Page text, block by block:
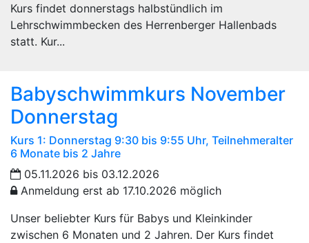
Kurs findet donnerstags halbstündlich im
Lehrschwimmbecken des Herrenberger Hallenbads
statt. Kur...
Babyschwimmkurs November
Donnerstag
Kurs 1: Donnerstag 9:30 bis 9:55 Uhr, Teilnehmeralter
6 Monate bis 2 Jahre
05.11.2026 bis 03.12.2026
Anmeldung erst ab 17.10.2026 möglich
Unser beliebter Kurs für Babys und Kleinkinder
zwischen 6 Monaten und 2 Jahren. Der Kurs findet